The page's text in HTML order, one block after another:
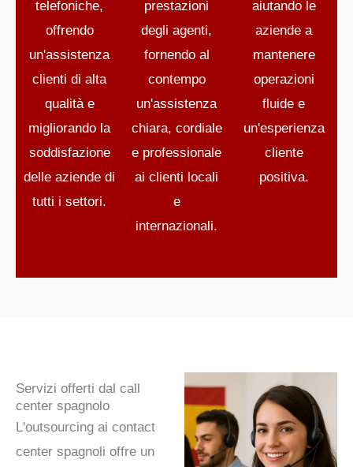
telefoniche,
offrendo
un'assistenza
clienti di alta
qualità e
migliorando la
soddisfazione
delle aziende di
tutti i settori.
prestazioni
degli agenti,
fornendo al
contempo
un'assistenza
chiara, cordiale
e professionale
ai clienti locali
e
internazionali.
aiutando le
aziende a
mantenere
operazioni
fluide e
un'esperienza
cliente
positiva.
Servizi offerti dal call
center spagnolo
L'outsourcing ai contact
center spagnoli offre un